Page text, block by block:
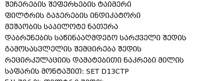
შეჩერების შეფერხების ტაიმერი
ფილტრის გაჯერების ინდიკატორი
მუშაობის საპილოტე ნათურა
დაბრუნების საწინააღმდეგო სარქველი შედის
გამოსასვლელის შემცირება შედის
რეცირკულაციის დამატებითი ნაკრები მილის
საფარის მონტაჟით: SET D13CTP